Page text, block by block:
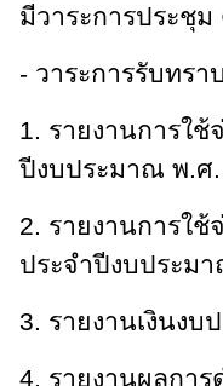
มีวาระการประชุม
- วาระการรับทราบ
1. รายงานการใช้
ปีงบประมาณ พ.ศ.
2. รายงานการใช้
ประจำปีงบประม
3. รายงานเงินงบ
4. รายงานผลกา